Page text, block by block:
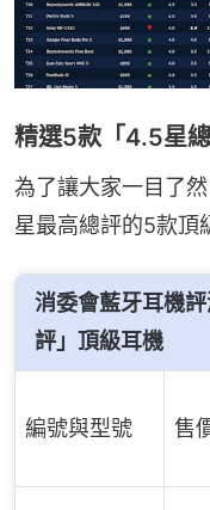
精選5款「4.5星
為了讓大家一目了
星最高總評的5款頂
消委會藍牙耳機
評」頂級耳機
編號與型號 售